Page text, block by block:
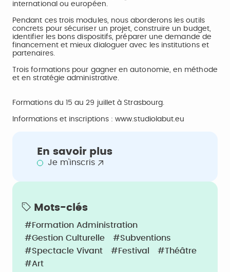
international ou européen.
Pendant ces trois modules, nous aborderons les outils
concrets pour sécuriser un projet, construire un budget,
identifier les bons dispositifs, préparer une demande de
financement et mieux dialoguer avec les institutions et
partenaires.
Trois formations pour gagner en autonomie, en méthode
et en stratégie administrative.
Formations du 15 au 29 juillet à Strasbourg.
Informations et inscriptions :www.studiolabut.eu
En savoir plus
Je m'inscris
Mots-clés
#Formation Administration
#Gestion Culturelle
#Subventions
#Spectacle Vivant
#Festival
#Théâtre
#Art